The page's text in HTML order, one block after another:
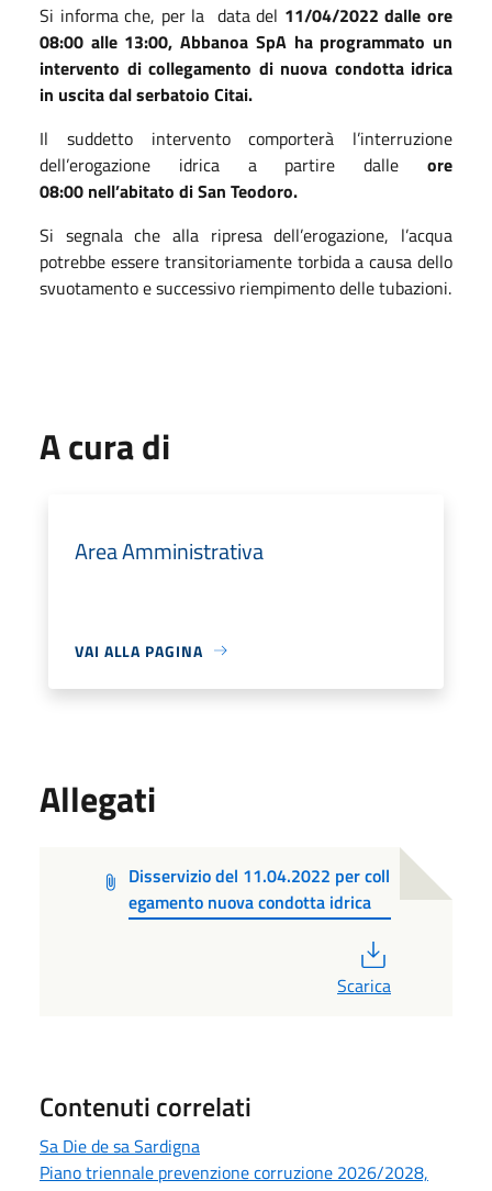
Si informa che, per la data del 11/04/2022dalle ore
08:00 alle 13:00, Abbanoa SpA ha programmato un
intervento di collegamento di nuova condotta idrica
in uscita dal serbatoio Citai.
Il suddetto intervento comporterà l’interruzione
dell’erogazione idrica a partire dalle ore
08:00 nell’abitato di San Teodoro.
Si segnala che alla ripresa dell’erogazione, l’acqua
potrebbe essere transitoriamente torbida a causa dello
svuotamento e successivo riempimento delle tubazioni.
A cura di
Area Amministrativa
VAI ALLA PAGINA
Allegati
Disservizio del 11.04.2022 per coll
egamento nuova condotta idrica
Scarica
Contenuti correlati
Sa Die de sa Sardigna
Piano triennale prevenzione corruzione 2026/2028,